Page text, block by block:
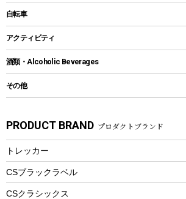
グランドシート
ガイドロープ
ツール
焚き火台&ストーブ
火起こし
バーベキューツール
クッキングツール
ナイフ
カトラリー
マグカップ、カップ
ステンレスボトル
フードボトル
ディズニーボトル
保冷剤
リュック、バックパック
トートバッグ、サコッシュ
ショッピングキャリー
その他アウトドア雑貨
スプレー関係
ツール、他
インフレータブル
カヤック
パドル
ヘルメット
エアーポンプ
アクセサリー
自転車
折りたたみ自転車
スポーツサイクル
シティサイクル
自転車ウェア
アクティビティ
マリン
ラッシュガード
パラソル
フローティングベスト
ヘルメット
酒類・Alcoholic Beverages
その他
湯たんぽ
防災用品
PRODUCT BRAND プロダクトブランド
トレッカー
CSブラックラベル
CSクラシックス